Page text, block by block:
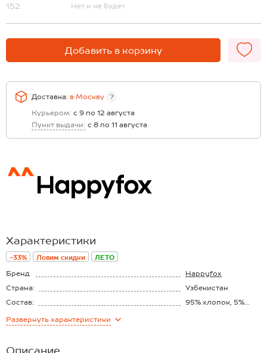
152 Нет и не будет
Добавить в корзину
Доставка: в Москву
?
Курьером: с 9 по 12 августа
Пункт выдачи: с 8 по 11 августа
Характеристики
-33% Ловим скидки ЛЕТО
Бренд
Happyfox
Страна:
Узбекистан
Состав:
95% хлопок, 5%
Материал:
Развернуть характеристики
Описание